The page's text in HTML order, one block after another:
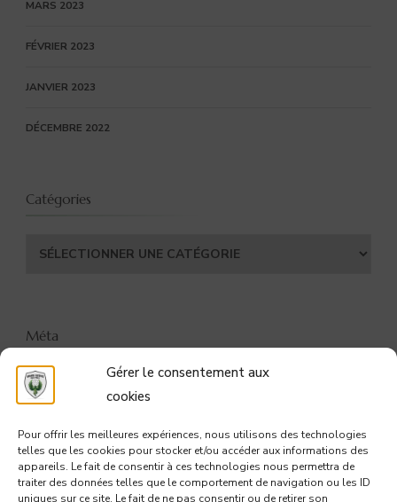
Gérer le consentement aux
cookies
Pour offrir les meilleures expériences, nous utilisons des technologies
telles que les cookies pour stocker et/ou accéder aux informations des
appareils. Le fait de consentir à ces technologies nous permettra de
traiter des données telles que le comportement de navigation ou les ID
uniques sur ce site. Le fait de ne pas consentir ou de retirer son
MARS 2023
FÉVRIER 2023
JANVIER 2023
DÉCEMBRE 2022
Catégories
Catégories
Méta
CONNEXION
FLUX DES COMMENTAIRES